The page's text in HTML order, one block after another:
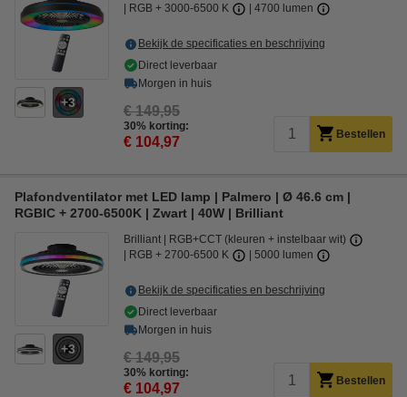
3
RGB + 3000-6500 K 4700 lumen
Bekijk de specificaties en beschrijving
Direct leverbaar
Morgen in huis
€ 149,95
30% korting:
€ 104,97 Bestellen
Plafondventilator met LED lamp | Palmero | Ø 46.6 cm |
RGBIC + 2700-6500K | Zwart | 40W | Brilliant
3
Brilliant
RGB+CCT (kleuren + instelbaar wit)
RGB + 2700-6500 K
5000 lumen
Bekijk de specificaties en beschrijving
Direct leverbaar
Morgen in huis
€ 149,95
30% korting:
€ 104,97 Bestellen